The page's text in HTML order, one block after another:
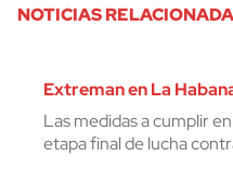
NOTICIAS
Extreman en La
Las medidas a cumplir
etapa final de lucha